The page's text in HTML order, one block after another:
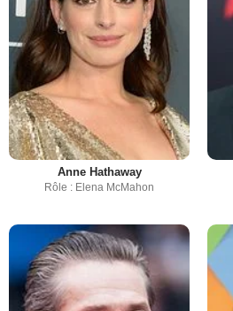
Anne Hathaway
Rôle : Elena McMahon